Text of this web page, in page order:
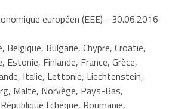
des indemnités, revenir en
de 3 mois.
de votre pays d'accueil
votre recherche d'emploi et
européen (EEE) - 30.06.2016
Belgique, Bulgarie, Chypre, Croatie,
Estonie, Finlande, France, Grèce,
Italie, Lettonie, Liechtenstein,
Malte, Norvège, Pays-Bas,
tchèque, Roumanie,